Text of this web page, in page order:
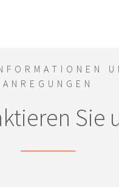
ANREGUNGEN
Sie